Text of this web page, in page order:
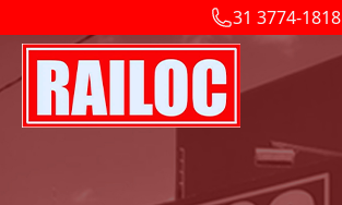
31 3774-1818